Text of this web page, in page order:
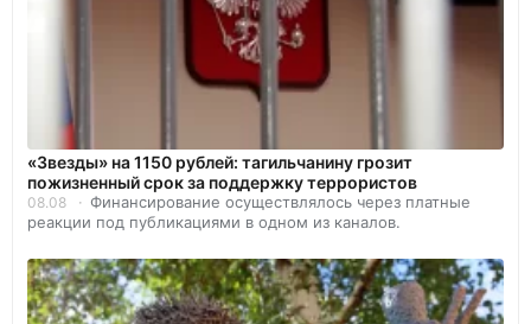
«Звезды» на 1150 рублей: тагильчанину грозит
пожизненный срок за поддержку террористов
08.08
Финансирование осуществлялось через платные
реакции под публикациями в одном из каналов.